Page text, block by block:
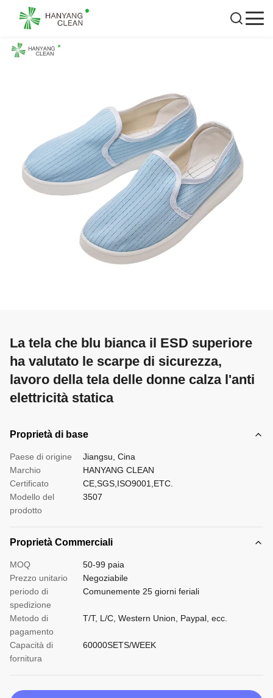
La tela che blu bianca il ESD superiore
ha valutato le scarpe di sicurezza,
lavoro della tela delle donne calza l'anti
elettricità statica
Proprietà di base
Paese di origine
Jiangsu, Cina
Marchio
HANYANG CLEAN
Certificato
CE,SGS,ISO9001,ETC.
Modello del
prodotto
3507
Proprietà Commerciali
MOQ
50-99 paia
Prezzo unitario
Negoziabile
periodo di
spedizione
Comunemente 25 giorni feriali
Metodo di
pagamento
T/T, L/C, Western Union, Paypal, ecc.
Capacità di
fornitura
60000SETS/WEEK